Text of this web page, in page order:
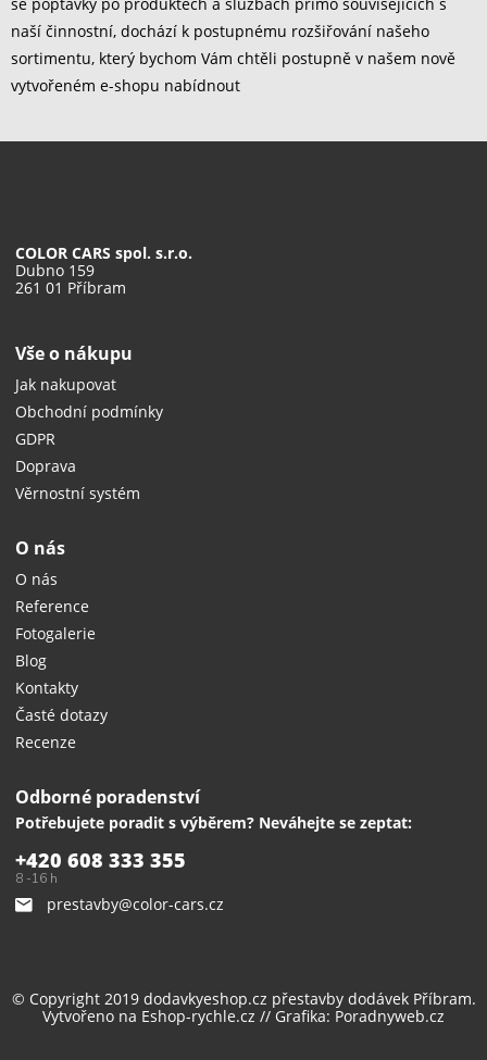
se poptávky po produktech a službách přímo souvisejících s
naší činnostní, dochází k postupnému rozšiřování našeho
sortimentu, který bychom Vám chtěli postupně v našem nově
vytvořeném e-shopu nabídnout
COLOR CARS spol. s.r.o.
Dubno 159
261 01 Příbram
Vše o nákupu
Jak nakupovat
Obchodní podmínky
GDPR
Doprava
Věrnostní systém
O nás
O nás
Reference
Fotogalerie
Blog
Kontakty
Časté dotazy
Recenze
Odborné poradenství
Potřebujete poradit s výběrem? Neváhejte se zeptat:
+420 608 333 355
8 -16 h
prestavby@color-cars.cz
© Copyright 2019 dodavkyeshop.cz přestavby dodávekPříbram.
Vytvořeno na Eshop-rychle.cz // Grafika: Poradnyweb.cz